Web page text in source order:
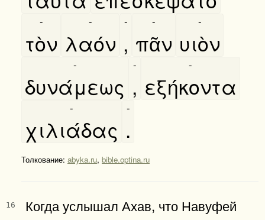
τὸν
-
λαόν
-
,
-
πᾶν
-
υιὸν
-
δυνάμεως
-
,
-
εξήκοντα
-
χιλιάδας
-
.
-
Толкование: abyka.ru, bible.optina.ru
16
Когда услышал Ахав, что Навуфей